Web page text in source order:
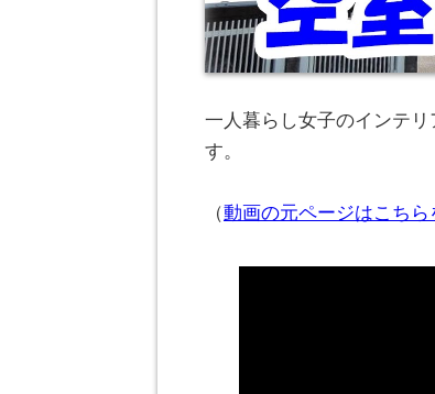
一人暮らし女子のインテ
す。
（動画の元ページはこち